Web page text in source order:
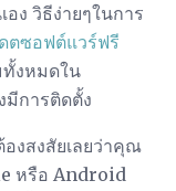
ง วิธีง่ายๆในการ
ตซอฟต์แวร์ฟรี
ทั้งหมดใน
การติดตั้ง
งสงสัยเลยว่าคุณ
หรือ Android